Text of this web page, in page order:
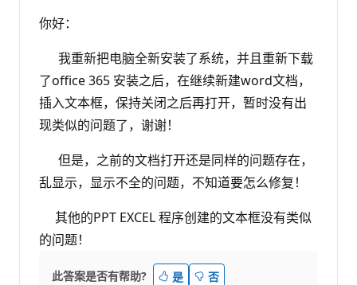
你好：
我重新把电脑全新安装了系统，并且重新下载
了office 365 安装之后，在继续新建word文档，
插入文本框，保持关闭之后再打开，暂时没有出
现类似的问题了，谢谢！
但是，之前的文档打开还是同样的问题存在，
乱显示，显示不全的问题，不知道要怎么修复！
其他的PPT EXCEL 程序创建的文本框没有类似
的问题！
此答案是否有帮助? 是 否